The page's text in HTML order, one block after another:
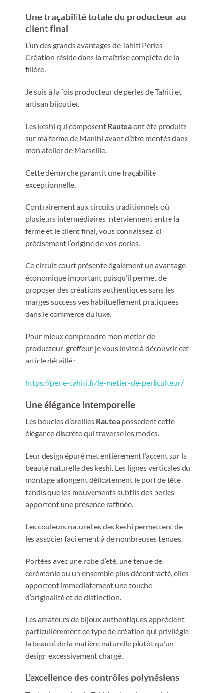
Une traçabilité totale du producteur au
client final
L’un des grands avantages de Tahiti Perles
Création réside dans la maîtrise complète de la
filière.
Je suis à la fois producteur de perles de Tahiti et
artisan bijoutier.
Les keshi qui composent Rauteaont été produits
sur ma ferme de Manihi avant d’être montés dans
mon atelier de Marseille.
Cette démarche garantit une traçabilité
exceptionnelle.
Contrairement aux circuits traditionnels où
plusieurs intermédiaires interviennent entre la
ferme et le client final, vous connaissez ici
précisément l’origine de vos perles.
Ce circuit court présente également un avantage
économique important puisqu’il permet de
proposer des créations authentiques sans les
marges successives habituellement pratiquées
dans le commerce du luxe.
Pour mieux comprendre mon métier de
producteur-greffeur, je vous invite à découvrir cet
article détaillé :
https://perle-tahiti.fr/le-metier-de-perliculteur/
Une élégance intemporelle
Les boucles d’oreilles Rauteapossèdent cette
élégance discrète qui traverse les modes.
Leur design épuré met entièrement l’accent sur la
beauté naturelle des keshi. Les lignes verticales du
montage allongent délicatement le port de tête
tandis que les mouvements subtils des perles
apportent une présence raffinée.
Les couleurs naturelles des keshi permettent de
les associer facilement à de nombreuses tenues.
Portées avec une robe d’été, une tenue de
cérémonie ou un ensemble plus décontracté, elles
apportent immédiatement une touche
d’originalité et de distinction.
Les amateurs de bijoux authentiques apprécient
particulièrement ce type de création qui privilégie
la beauté de la matière naturelle plutôt qu’un
design excessivement chargé.
L’excellence des contrôles polynésiens